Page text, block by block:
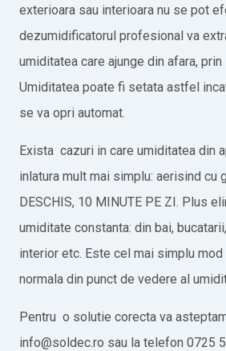
exterioara sau interioara nu se pot
dezumidificatorul profesional va
umiditatea care ajunge din afara,
Umiditatea poate fi setata astfel
se va opri automat.
Exista cazuri in care umiditatea din
inlatura mult mai simplu: aerisind cu
DESCHIS, 10 MINUTE PE ZI. Plus
umiditate constanta: din bai,
interior etc. Este cel mai simplu
normala din punct de vedere al
Pentru o solutie corecta va
info@soldec.ro sau la telefon 0725